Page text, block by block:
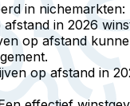
in nichemarkten:
in 2026
op afstand
op afstand in